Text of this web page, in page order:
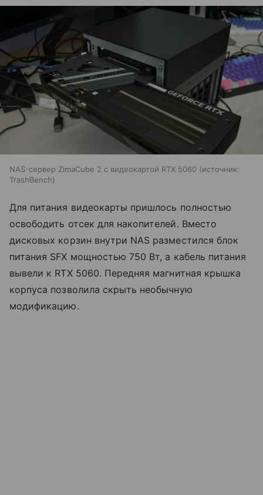
NAS-сервер ZimaCube 2 с видеокартой RTX 5060
источник:
TrashBench
Для питания видеокарты пришлось полностью
освободить отсек для накопителей. Вместо
дисковых корзин внутри NAS разместился блок
питания SFX мощностью 750 Вт, а кабель питания
вывели к RTX 5060. Передняя магнитная крышка
корпуса позволила скрыть необычную
модификацию.